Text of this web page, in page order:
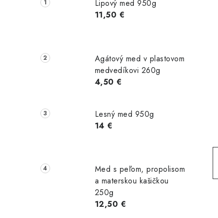
p
e
Lipový med 950g
11,50 €
Agátový med v plastovom
medvedíkovi 260g
4,50 €
Lesný med 950g
14 €
Med s peľom, propolisom
a materskou kašičkou
250g
12,50 €